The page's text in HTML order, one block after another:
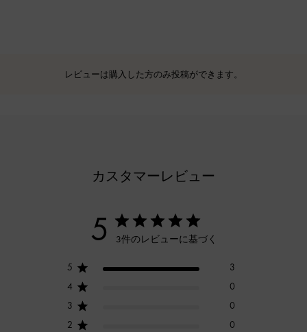
レビューは購入した方のみ投稿ができます。
カスタマーレビュー
5 3件のレビューに基づく
5
3
4
0
3
0
2
0